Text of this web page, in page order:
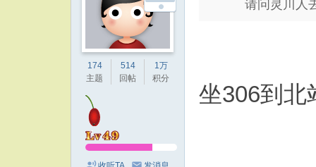
174
主题
514
回帖
1万
积分
请问灵川人
坐306到北